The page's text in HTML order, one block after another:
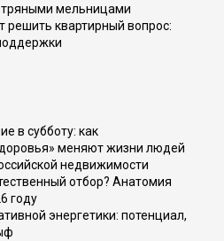
мельницами
решить квартирный вопрос:
в субботу: как
меняют жизни людей
недвижимости
отбор? Анатомия
году
энергетики: потенциал,